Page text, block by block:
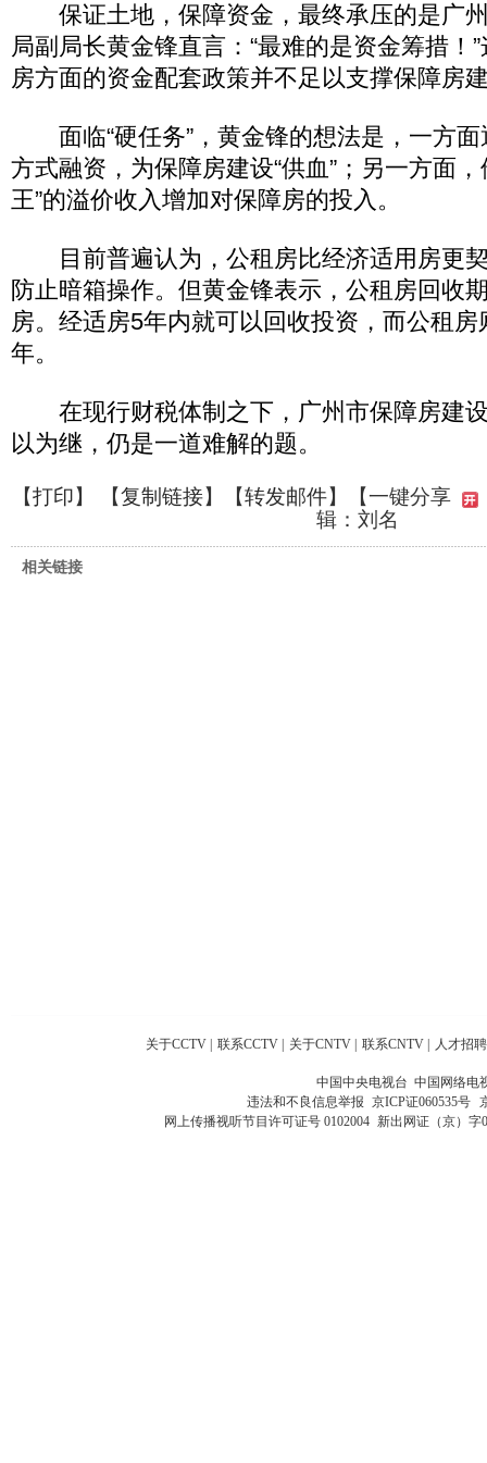
保证土地，保障资金，最终承压的是广
局副局长黄金锋直言：“最难的是资金筹措！
房方面的资金配套政策并不足以支撑保障房
面临“硬任务”，黄金锋的想法是，一方面
方式融资，为保障房建设“供血”；另一方面
王”的溢价收入增加对保障房的投入。
目前普遍认为，公租房比经济适用房更
防止暗箱操作。但黄金锋表示，公租房回收
房。经适房5年内就可以回收投资，而公租
年。
在现行财税体制之下，广州市保障房建
以为继，仍是一道难解的题。
【打印】 【复制链接】【转发邮件】
【一键分享
辑：刘名
相关链接
关于CCTV | 联系CCTV | 关于CNTV | 联系CNTV | 人才招聘
中国中央电视台 中国网络电
违法和不良信息举报 京ICP证060535号
网上传播视听节目许可证号 0102004 新出网证（京）